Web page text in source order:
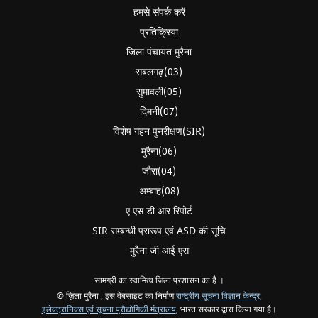
हमसे संपर्क करें
प्रतिक्रिया
जिला पंचायत मुरैना
सबलगढ़(03)
सुमावली(05)
दिमनी(07)
विशेष गहन पुनरीक्षण(SIR)
मुरैना(06)
जौरा(04)
अम्बाह(08)
ए.एस.डी.आर रिपोर्ट
SIR सम्बन्धी प्रारूप एवं ASD की सूचि
मुरैना जी आई एस
सामग्री का स्वामित्व जिला प्रशासन का है ।
© ज़िला मुरैना , इस वेबसाइट का निर्माणराष्ट्रीय सूचना विज्ञान केन्द्र,
इलेक्ट्रानिक्स एवं सूचना प्रौद्योगिकी मंत्रालय, भारत सरकार द्वारा किया गया है।